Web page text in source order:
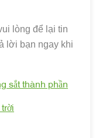
lòng để lại tin
lời bạn ngay khi
sắt thành phần